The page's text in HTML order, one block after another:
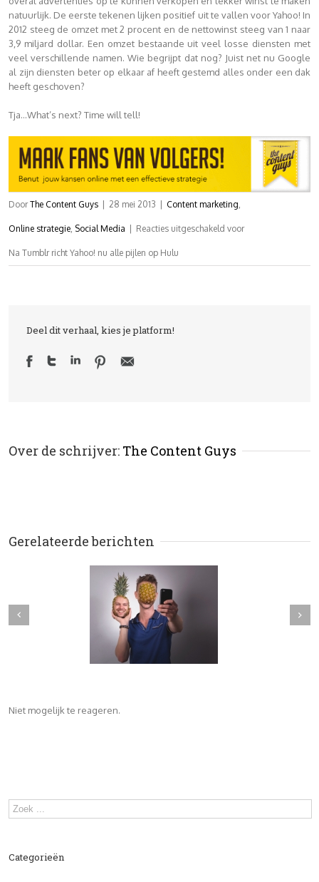
natuurlijk. De eerste tekenen lijken positief uit te vallen voor Yahoo! In
2012 steeg de omzet met 2 procent en de nettowinst steeg van 1 naar
3,9 miljard dollar. Een omzet bestaande uit veel losse diensten met
veel verschillende namen. Wie begrijpt dat nog? Juist net nu Google
al zijn diensten beter op elkaar af heeft gestemd alles onder een dak
heeft geschoven?
Tja…What’s next? Time will tell!
DoorThe Content Guys 28 mei 2013 Content marketing,
Online strategie, Social Media Reacties uitgeschakeld voor
Na Tumblr richt Yahoo! nu alle pijlen op Hulu
Deel dit verhaal, kies je platform!
Over de schrijver: The Content Guys
Gerelateerde berichten
Niet mogelijk te reageren.
Categorieën